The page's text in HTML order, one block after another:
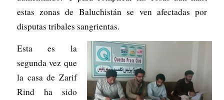
estas zonas de Baluchistán se ven afectadas por
disputas tribales sangrientas.
Esta es la
segunda vez que
la casa de Zarif
Rind ha sido